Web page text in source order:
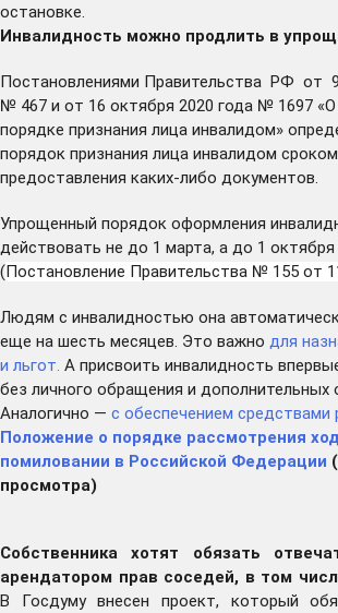
остановке.
Инвалидность можно продлить в
Постановлениями Правительства РФ от 9
№ 467 и от 16 октября 2020 года № 1697
порядке признания лица инвалидом»
порядок признания лица инвалидом
предоставления каких-либо документов.
Упрощенный порядок оформления
действовать не до 1 марта, а до 1 октября
(Постановление Правительства № 155 от
Людям с инвалидностью она
еще на шесть месяцев. Это важно для
и льгот. А присвоить инвалидность
без личного обращения и дополнительных
Аналогично — с обеспечением средствами
Положение о порядке рассмотрения
помиловании в Российской Федерации
просмотра)
Собственника хотят обязать
арендатором прав соседей, в том
В Госдуму внесен проект, который